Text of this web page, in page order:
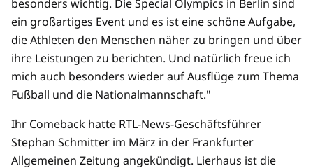
besonders wichtig. Die Special Olympics in Berlin sind
ein großartiges Event und es ist eine schöne Aufgabe,
die Athleten den Menschen näher zu bringen und über
ihre Leistungen zu berichten. Und natürlich freue ich
mich auch besonders wieder auf Ausflüge zum Thema
Fußball und die Nationalmannschaft."
Ihr Comeback hatte RTL-News-Geschäftsführer
Stephan Schmitter im März in der Frankfurter
Allgemeinen Zeitung angekündigt. Lierhaus ist die